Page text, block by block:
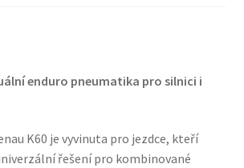
enduro pneumatika pro silnici i
K60 je vyvinuta pro jezdce, kteří
řešení pro kombinované